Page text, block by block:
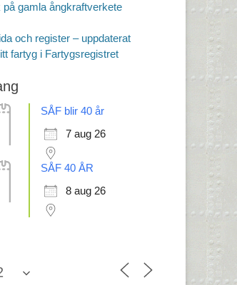
på gamla ångkraftverkete
och register – uppdaterat
fartyg i Fartygsregistret
SÅF blir 40 år
7 aug 26
SÅF 40 ÅR
8 aug 26